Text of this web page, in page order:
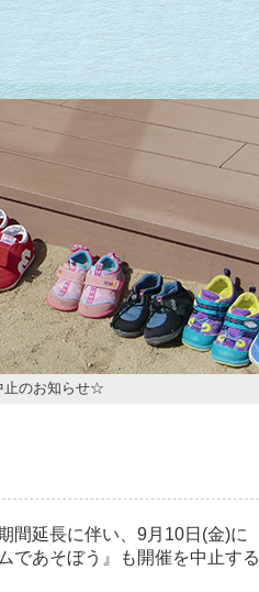
止のお知らせ☆
間延長に伴い、9月10日(金)に
であそぼう』も開催を中止する